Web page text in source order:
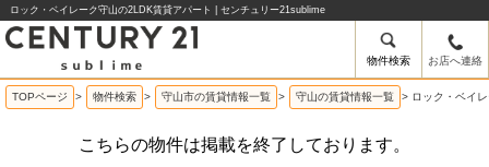
ロック・ベイレーク守山の2LDK賃貸アパート | センチュリー21sublime
物件検索 お店へ連絡
TOPページ > 物件検索 > 守山市の賃貸情報一覧 > 守山の賃貸情報一覧 > ロック・ベイ
こちらの物件は掲載を終了しております。